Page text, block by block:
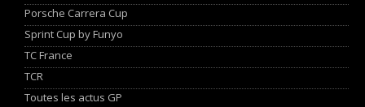
Porsche Carrera Cup
Sprint Cup by Funyo
TC France
TCR
Toutes les actus GP